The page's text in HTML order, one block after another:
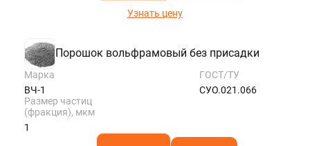
Узнать цену
Порошок вольфрамовый без присадки
Марка
ВЧ-1
ГОСТ/ТУ
СУО.021.066
Размер частиц
(фракция), мкм
1